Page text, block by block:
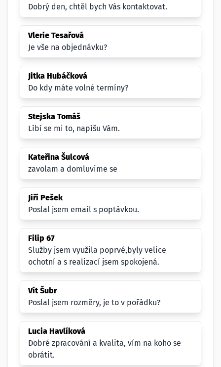
Dobrý den, chtěl bych Vás kontaktovat.
Vlerie Tesařová
Je vše na objednávku?
Jitka Hubáčková
Do kdy máte volné termíny?
Stejska Tomáš
Líbí se mi to, napíšu Vám.
Kateřina Šulcová
zavolam a domluvime se
Jiří Pešek
Poslal jsem email s poptávkou.
Filip 67
Služby jsem využila poprvé,byly velice
ochotní a s realizací jsem spokojená.
Vít Šubr
Poslal jsem rozměry, je to v pořádku?
Lucia Havlíková
Dobré zpracování a kvalita, vím na koho se
obrátit.